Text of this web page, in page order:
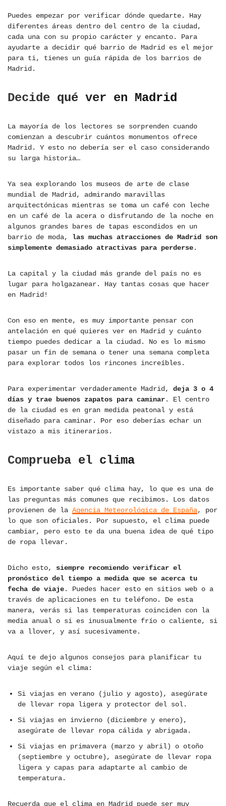
Puedes empezar por verificar dónde quedarte. Hay
diferentes áreas dentro del centro de la ciudad,
cada una con su propio carácter y encanto. Para
ayudarte a decidir qué barrio de Madrid es el mejor
para ti, tienes un guía rápida de los barrios de
Madrid.
Decide qué ver en Madrid
La mayoría de los lectores se sorprenden cuando
comienzan a descubrir cuántos monumentos ofrece
Madrid. Y esto no debería ser el caso considerando
su larga historia…
Ya sea explorando los museos de arte de clase
mundial de Madrid, admirando maravillas
arquitectónicas mientras se toma un café con leche
en un café de la acera o disfrutando de la noche en
algunos grandes bares de tapas escondidos en un
barrio de moda, las muchas atracciones de Madrid son
simplemente demasiado atractivas para perderse.
La capital y la ciudad más grande del país no es
lugar para holgazanear. Hay tantas cosas que hacer
en Madrid!
Con eso en mente, es muy importante pensar con
antelación en qué quieres ver en Madrid y cuánto
tiempo puedes dedicar a la ciudad. No es lo mismo
pasar un fin de semana o tener una semana completa
para explorar todos los rincones increíbles.
Para experimentar verdaderamente Madrid, deja 3 o 4
días y trae buenos zapatos para caminar. El centro
de la ciudad es en gran medida peatonal y está
diseñado para caminar. Por eso deberías echar un
vistazo a mis itinerarios.
Comprueba el clima
Es importante saber qué clima hay, lo que es una de
las preguntas más comunes que recibimos. Los datos
provienen de la Agencia Meteorológica de España, por
lo que son oficiales. Por supuesto, el clima puede
cambiar, pero esto te da una buena idea de qué tipo
de ropa llevar.
Dicho esto, siempre recomiendo verificar el
pronóstico del tiempo a medida que se acerca tu
fecha de viaje. Puedes hacer esto en sitios web o a
través de aplicaciones en tu teléfono. De esta
manera, verás si las temperaturas coinciden con la
media anual o si es inusualmente frío o caliente, si
va a llover, y así sucesivamente.
Aquí te dejo algunos consejos para planificar tu
viaje según el clima:
Si viajas en verano (julio y agosto), asegúrate
de llevar ropa ligera y protector del sol.
Si viajas en invierno (diciembre y enero),
asegúrate de llevar ropa cálida y abrigada.
Si viajas en primavera (marzo y abril) o otoño
(septiembre y octubre), asegúrate de llevar ropa
ligera y capas para adaptarte al cambio de
temperatura.
Recuerda que el clima en Madrid puede ser muy